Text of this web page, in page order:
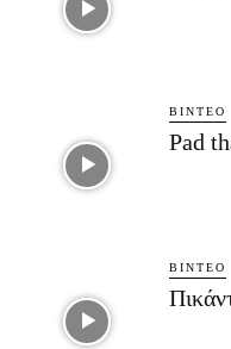
ΒΊΝΤΕΟ
Pad
ΒΊΝΤΕΟ